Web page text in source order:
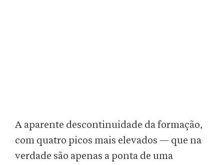
A aparente descontinuidade da formação,
com quatro picos mais elevados — que na
verdade são apenas a ponta de uma